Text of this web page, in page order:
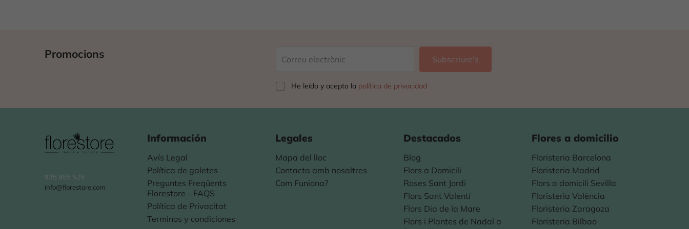
Promocions
He leído y acepto la política de privacidad
935 955 525
info@florestore.com
Información
Avís Legal
Política de galetes
Preguntes Freqüents
Florestore - FAQS
Política de Privacitat
Terminos y condiciones
Legales
Mapa del lloc
Contacta amb nosaltres
Com Funiona?
Destacados
Blog
Flors a Domicili
Roses Sant Jordi
Flors Sant Valentí
Flors Dia de la Mare
Flors i Plantes de Nadal a
Flores a domicilio
Floristeria Barcelona
Floristeria Madrid
Flors a domicili Sevilla
Floristeria València
Floristeria Zaragoza
Floristeria Bilbao